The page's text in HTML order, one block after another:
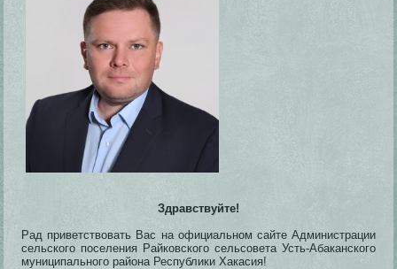
Здравствуйте!
Рад приветствовать Вас на официальном сайте Администрации
сельского поселения Райковского сельсовета Усть-Абаканского
муниципального района Республики Хакасия!